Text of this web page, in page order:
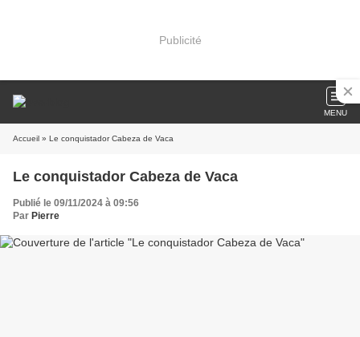
Publicité
MENU
Accueil » Le conquistador Cabeza de Vaca
Le conquistador Cabeza de Vaca
Publié le 09/11/2024 à 09:56
Par Pierre